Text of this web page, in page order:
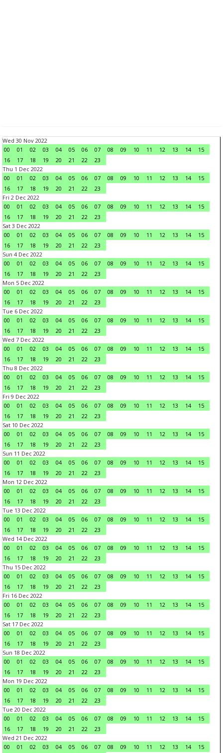
Wed 30 Nov 2022
00
01 02 03 04 05 06 07 08 09 10 11 12 13 14
15
16
17 18 19 20 21 22
23
Thu 1 Dec 2022
00
01 02 03 04 05 06 07 08 09 10 11 12 13 14
15
16
17 18 19 20 21 22
23
Fri 2 Dec 2022
00
01 02 03 04 05 06 07 08 09 10 11 12 13 14
15
16
17 18 19 20 21 22
23
Sat 3 Dec 2022
00
01 02 03 04 05 06 07 08 09 10 11 12 13 14
15
16
17 18 19 20 21 22
23
Sun 4 Dec 2022
00
01 02 03 04 05 06 07 08 09 10 11 12 13 14
15
16
17 18 19 20 21 22
23
Mon 5 Dec 2022
00
01 02 03 04 05 06 07 08 09 10 11 12 13 14
15
16
17 18 19 20 21 22
23
Tue 6 Dec 2022
00
01 02 03 04 05 06 07 08 09 10 11 12 13 14
15
16
17 18 19 20 21 22
23
Wed 7 Dec 2022
00
01 02 03 04 05 06 07 08 09 10 11 12 13 14
15
16
17 18 19 20 21 22
23
Thu 8 Dec 2022
00
01 02 03 04 05 06 07 08 09 10 11 12 13 14
15
16
17 18 19 20 21 22
23
Fri 9 Dec 2022
00
01 02 03 04 05 06 07 08 09 10 11 12 13 14
15
16
17 18 19 20 21 22
23
Sat 10 Dec 2022
00
01 02 03 04 05 06 07 08 09 10 11 12 13 14
15
16
17 18 19 20 21 22
23
Sun 11 Dec 2022
00
01 02 03 04 05 06 07 08 09 10 11 12 13 14
15
16
17 18 19 20 21 22
23
Mon 12 Dec 2022
00
01 02 03 04 05 06 07 08 09 10 11 12 13 14
15
16
17 18 19 20 21 22
23
Tue 13 Dec 2022
00
01 02 03 04 05 06 07 08 09 10 11 12 13 14
15
16
17 18 19 20 21 22
23
Wed 14 Dec 2022
00
01 02 03 04 05 06 07 08 09 10 11 12 13 14
15
16
17 18 19 20 21 22
23
Thu 15 Dec 2022
00
01 02 03 04 05 06 07 08 09 10 11 12 13 14
15
16
17 18 19 20 21 22
23
Fri 16 Dec 2022
00
01 02 03 04 05 06 07 08 09 10 11 12 13 14
15
16
17 18 19 20 21 22
23
Sat 17 Dec 2022
00
01 02 03 04 05 06 07 08 09 10 11 12 13 14
15
16
17 18 19 20 21 22
23
Sun 18 Dec 2022
00
01 02 03 04 05 06 07 08 09 10 11 12 13 14
15
16
17 18 19 20 21 22
23
Mon 19 Dec 2022
00
01 02 03 04 05 06 07 08 09 10 11 12 13 14
15
16
17 18 19 20 21 22
23
Tue 20 Dec 2022
00
01 02 03 04 05 06 07 08 09 10 11 12 13 14
15
16
17 18 19 20 21 22
23
Wed 21 Dec 2022
00
01 02 03 04 05 06 07 08 09 10 11 12 13 14
15